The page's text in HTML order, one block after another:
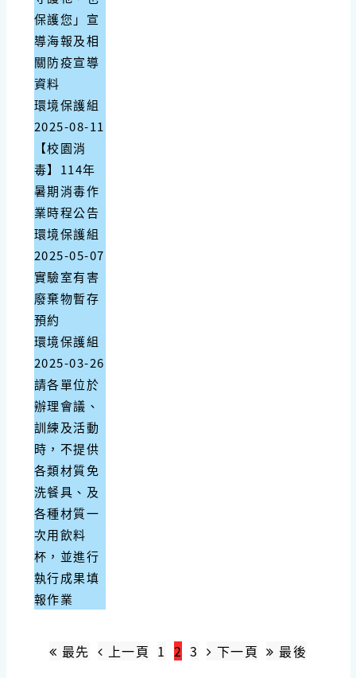
保護您」宣
導海報及相
關防疫宣導
資料
環境保護組
2025-08-11
【校園消
毒】114年
暑期消毒作
業時程公告
環境保護組
2025-05-07
實驗室有害
廢棄物暫存
預約
環境保護組
2025-03-26
請各單位於
辦理會議、
訓練及活動
時，不提供
各類材質免
洗餐具、及
各種材質一
次用飲料
杯，並進行
執行成果填
報作業
最先 上一頁 1 2 3 下一頁 最後